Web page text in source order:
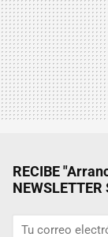
RECIBE